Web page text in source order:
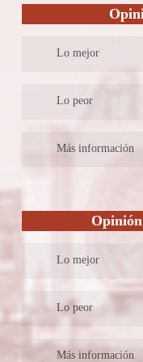
Tienen oficinas en la
contactar con ellos
Lo mejor
preparados con los
Tienen como su
el caso.
Lo peor
exclusivo durante el
Más información
derecho que pueden
Tienen una sede única
Lo mejor
Es un despacho
amplia experiencia en
al contar con casi 50
se han convertido en un
Lo peor
En su página web se
Más información